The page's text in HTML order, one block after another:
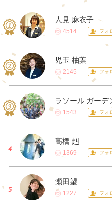
人見 麻衣子
4514 フォ
児玉 柚葉
2145 フォ
ラソール ガーデ
1543 フォ
髙橋 赳
1369 フォ
瀬田望
1227 フォ